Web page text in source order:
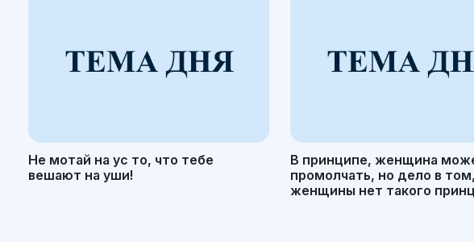
Не мотай на ус то, что тебе
вешают на уши!
В принципе, женщина
промолчать, но дело в
женщины нет такого